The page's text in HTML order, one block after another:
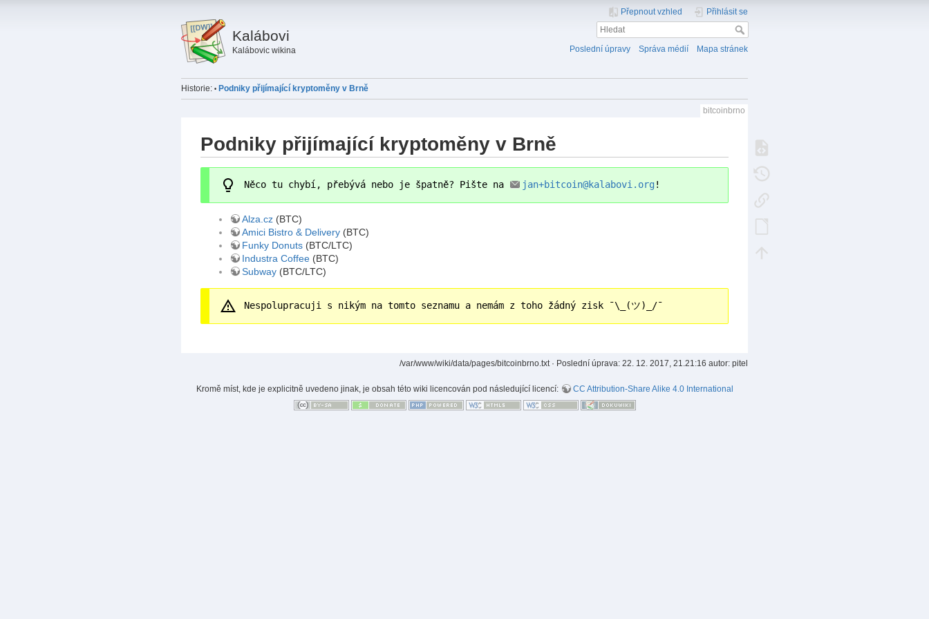
Kalábovi
Kalábovic wikina
Přepnout vzhled Přihlásit se
Poslední úpravy Správa médií Mapa stránek
Historie: • Podniky přijímající kryptoměny v Brně
bitcoinbrno
Podniky přijímající kryptoměny v Brně
Něco tu chybí, přebývá nebo je špatně? Pište na jan+bitcoin@kalabovi.org !
Alza.cz(BTC)
Amici Bistro & Delivery(BTC)
Funky Donuts(BTC/LTC)
Industra Coffee(BTC)
Subway(BTC/LTC)
Nespolupracuji s nikým na tomto seznamu a nemám z toho žádný zisk ¯\_(ツ)_/¯
/var/www/wiki/data/pages/bitcoinbrno.txt· Poslední úprava:22. 12. 2017, 21.21:16 autor:pitel
Kromě míst, kde je explicitně uvedeno jinak, je obsah této wiki licencován pod následující licencí: CC Attribution-Share Alike 4.0 International